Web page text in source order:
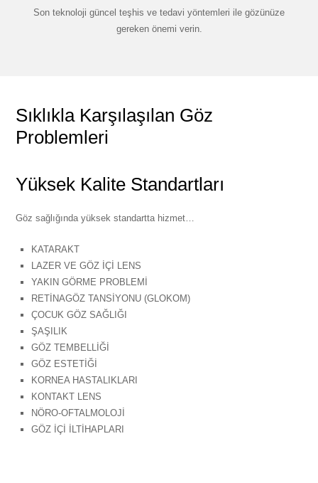
Son teknoloji güncel teşhis ve tedavi yöntemleri ile gözünüze
gereken önemi verin.
Sıklıkla Karşılaşılan Göz
Problemleri
Yüksek Kalite Standartları
Göz sağlığında yüksek standartta hizmet…
KATARAKT
LAZER VE GÖZ İÇİ LENS
YAKIN GÖRME PROBLEMİ
RETİNAGÖZ TANSİYONU (GLOKOM)
ÇOCUK GÖZ SAĞLIĞI
ŞAŞILIK
GÖZ TEMBELLİĞİ
GÖZ ESTETİĞİ
KORNEA HASTALIKLARI
KONTAKT LENS
NÖRO-OFTALMOLOJİ
GÖZ İÇİ İLTİHAPLARI